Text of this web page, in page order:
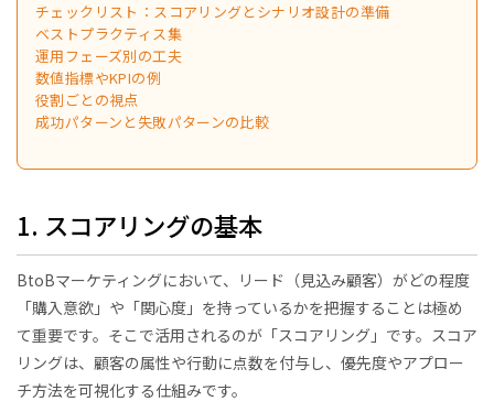
チェックリスト：スコアリングとシナリオ設計の準備
ベストプラクティス集
運用フェーズ別の工夫
数値指標やKPIの例
役割ごとの視点
成功パターンと失敗パターンの比較
1. スコアリングの基本
BtoBマーケティングにおいて、リード（見込み顧客）がどの程度
「購入意欲」や「関心度」を持っているかを把握することは極め
て重要です。そこで活用されるのが「スコアリング」です。スコア
リングは、顧客の属性や行動に点数を付与し、優先度やアプロー
チ方法を可視化する仕組みです。